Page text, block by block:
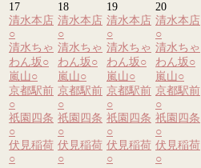
17
清水本店
○
清水ちゃ
わん坂○
嵐山○
京都駅前
○
祇園四条
○
伏見稲荷
○
18
清水本店
○
清水ちゃ
わん坂○
嵐山○
京都駅前
○
祇園四条
○
伏見稲荷
○
19
清水本店
○
清水ちゃ
わん坂○
嵐山○
京都駅前
○
祇園四条
○
伏見稲荷
○
20
清水本店
○
清水ちゃ
わん坂○
嵐山○
京都駅前
○
祇園四条
○
伏見稲荷
○